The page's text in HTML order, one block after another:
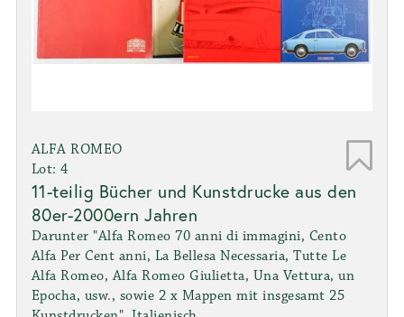
ALFA ROMEO
Lot: 4
11-teilig Bücher und Kunstdrucke aus den
80er-2000ern Jahren
Darunter "Alfa Romeo 70 anni di immagini, Cento
Alfa Per Cent anni, La Bellesa Necessaria, Tutte Le
Alfa Romeo, Alfa Romeo Giulietta, Una Vettura, un
Epocha, usw., sowie 2 x Mappen mit insgesamt 25